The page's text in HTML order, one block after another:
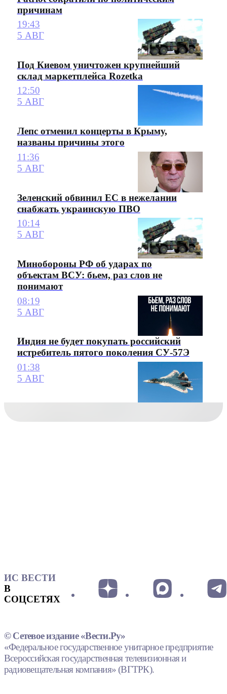
причинам
19:43
5 АВГ
Под Киевом уничтожен крупнейший
склад маркетплейса Rozetka
12:50
5 АВГ
Лепс отменил концерты в Крыму,
названы причины этого
11:36
5 АВГ
Зеленский обвинил ЕС в нежелании
снабжать украинскую ПВО
10:14
5 АВГ
Минобороны РФ об ударах по
объектам ВСУ: бьем, раз слов не
понимают
08:19
5 АВГ
Индия не будет покупать российский
истребитель пятого поколения СУ-57Э
01:38
5 АВГ
ИС ВЕСТИ
В
СОЦСЕТЯХ
© Сетевое издание «Вести.Ру»
«Федеральное государственное унитарное предприятие
Всероссийская государственная телевизионная и
радиовещательная компания» (ВГТРК).